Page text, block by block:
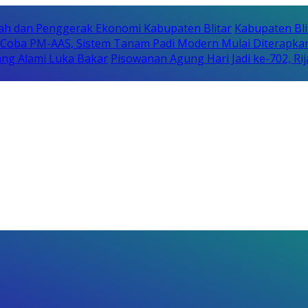
dan Penggerak Ekonomi Kabupaten Blitar Kabupaten
PM-AAS, Sistem Tanam Padi Modern Mulai
Alami Luka Bakar Pisowanan Agung Hari Jadi ke-702,